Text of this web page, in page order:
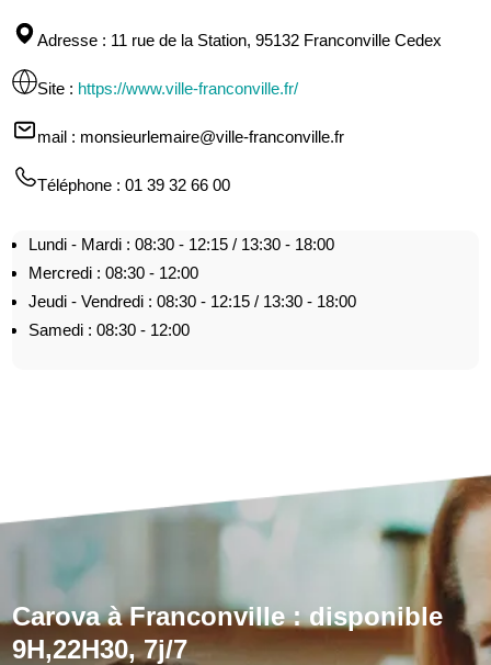
Adresse : 11 rue de la Station, 95132 Franconville Cedex
Site : https://www.ville-franconville.fr/
mail : monsieurlemaire@ville-franconville.fr
Téléphone : 01 39 32 66 00
Lundi - Mardi : 08:30 - 12:15 / 13:30 - 18:00
Mercredi : 08:30 - 12:00
Jeudi - Vendredi : 08:30 - 12:15 / 13:30 - 18:00
Samedi : 08:30 - 12:00
Carova à Franconville : disponible
9H,22H30, 7j/7